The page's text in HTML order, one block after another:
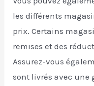
les différents
prix. Certains
remises et des
Assurez-vous
sont livrés avec une